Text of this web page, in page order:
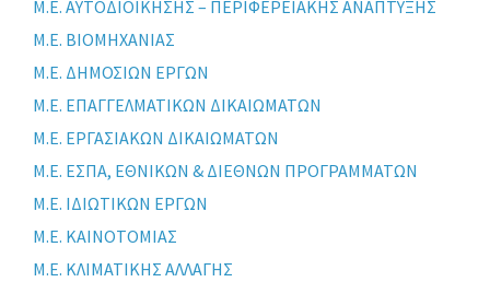
Μ.Ε. ΑΥΤΟΔΙΟΙΚΗΣΗΣ – ΠΕΡΙΦΕΡΕΙΑΚΗΣ ΑΝΑΠΤΥΞΗΣ
Μ.Ε. ΒΙΟΜΗΧΑΝΙΑΣ
Μ.Ε. ΔΗΜΟΣΙΩΝ ΕΡΓΩΝ
Μ.Ε. ΕΠΑΓΓΕΛΜΑΤΙΚΩΝ ΔΙΚΑΙΩΜΑΤΩΝ
Μ.Ε. ΕΡΓΑΣΙΑΚΩΝ ΔΙΚΑΙΩΜΑΤΩΝ
Μ.Ε. ΕΣΠΑ, ΕΘΝΙΚΩΝ & ΔΙΕΘΝΩΝ ΠΡΟΓΡΑΜΜΑΤΩΝ
Μ.Ε. ΙΔΙΩΤΙΚΩΝ ΕΡΓΩΝ
Μ.Ε. ΚΑΙΝΟΤΟΜΙΑΣ
Μ.Ε. ΚΛΙΜΑΤΙΚΗΣ ΑΛΛΑΓΗΣ